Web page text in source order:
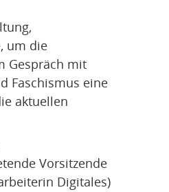
um die
Gespräch mit
Faschismus eine
aktuellen
Vorsitzende
Digitales)